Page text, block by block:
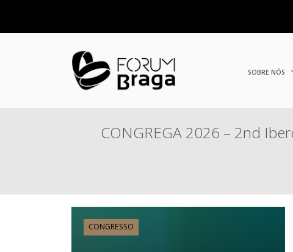
SOBRE NÓS
CONGREGA 2026 – 2nd
CONGRESSO